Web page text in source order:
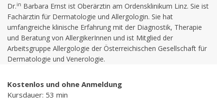
Dr.in Barbara Ernst ist Oberärztin am Ordensklinikum Linz. Sie ist
Fachärztin für Dermatologie und Allergologin. Sie hat
umfangreiche klinische Erfahrung mit der Diagnostik, Therapie
und Beratung von AllergikerInnen und ist Mitglied der
Arbeitsgruppe Allergologie der Österreichischen Gesellschaft für
Dermatologie und Venerologie.
Kostenlos und ohne Anmeldung
Kursdauer: 53 min